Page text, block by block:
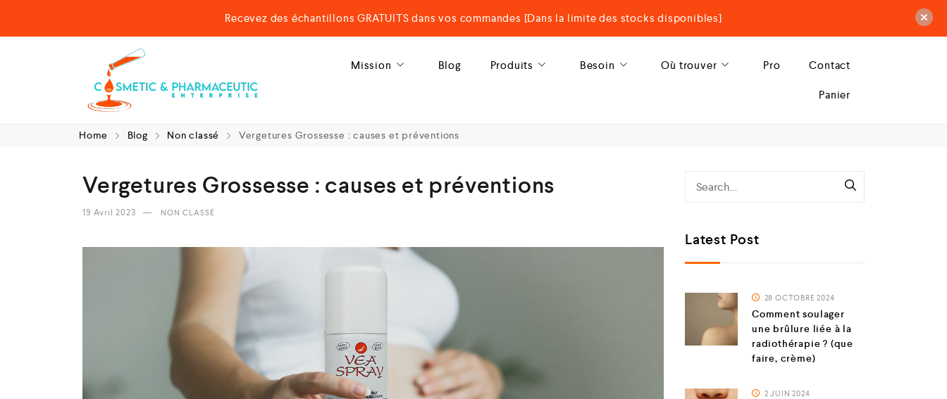
Mission Blog Produits Besoin Où trouver Pro Contact
Panier
Home Blog Non classé Vergetures Grossesse : causes et préventions
Vergetures Grossesse : causes et préventions
19 Avril 2023 NON CLASSÉ
Latest Post
28 OCTOBRE 2024
Comment soulager
une brûlure liée à la
radiothérapie ? (que
faire, crème)
2 JUIN 2024
Recevez des échantillons GRATUITS dans vos commandes [Dans la limite des stocks disponibles]